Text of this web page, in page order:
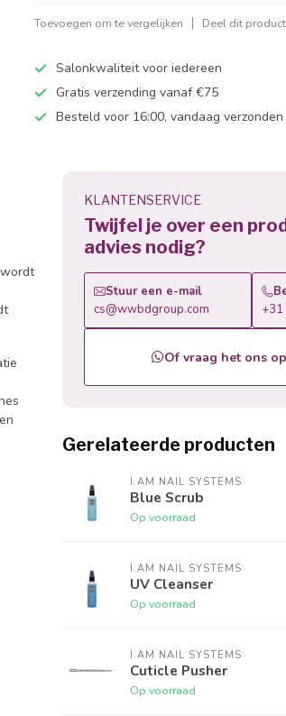
Toevoegen om te vergelijken Deel dit
Salonkwaliteit voor iedereen
Gratis verzending vanaf €75
Besteld voor 16:00, vandaag verzonden
KLANTENSERVICE
Twijfel je over een
advies nodig?
Stuur een e-mail
cs@wwbdgroup.com
Of vraag het ons
Gerelateerde producten
I.AM NAIL SYSTEMS
Blue Scrub
Op voorraad
I.AM NAIL SYSTEMS
UV Cleanser
Op voorraad
I.AM NAIL SYSTEMS
Cuticle Pusher
Op voorraad